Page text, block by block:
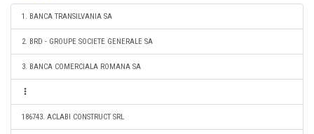
1. BANCA TRANSILVANIA SA
2. BRD - GROUPE SOCIETE GENERALE SA
3. BANCA COMERCIALA ROMANA SA
186743. ACLABI CONSTRUCT SRL